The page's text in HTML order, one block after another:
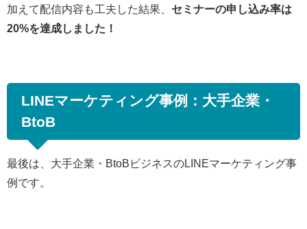
加えて配信内容も工夫した結果、 セミナーの申し込み率は
20%を達成しました！
LINEマーケティング事例：大手企業・
BtoB
最後は、大手企業・BtoBビジネスのLINEマーケティング事
例です。